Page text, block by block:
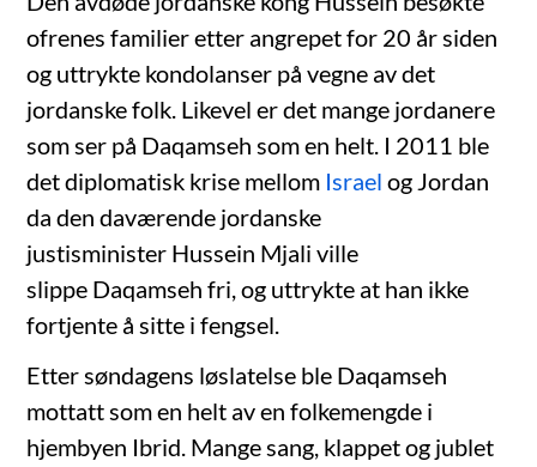
ofrenes familier etter angrepet for 20 år siden
og uttrykte kondolanser på vegne av det
jordanske folk. Likevel er det mange jordanere
som ser på Daqamseh som en helt. I 2011 ble
det diplomatisk krise mellom Israel og Jordan
da den daværende jordanske
justisminister Hussein Mjali ville
slippe Daqamseh fri, og uttrykte at han ikke
fortjente å sitte i fengsel.
Etter søndagens løslatelse ble Daqamseh
mottatt som en helt av en folkemengde i
hjembyen Ibrid. Mange sang, klappet og jublet